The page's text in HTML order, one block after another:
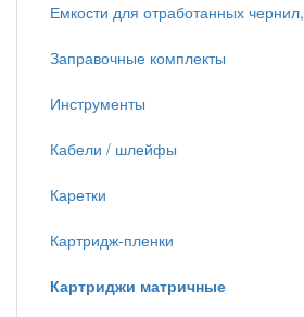
Емкости для отработанных чернил,
Заправочные комплекты
Инструменты
Кабели / шлейфы
Каретки
Картридж-пленки
Картриджи матричные